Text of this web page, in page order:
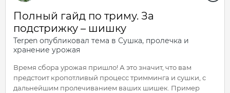
Полный гайд по триму. За
подстрижку – шишку
Terpen опубликовал тема в Сушка, пролечка и
хранение урожая
Время сбора урожая пришло! А это значит, что вам
предстоит кропотливый процесс тримминга и сушки, с
дальнейшим пролечиванием ваших шишек. Пример